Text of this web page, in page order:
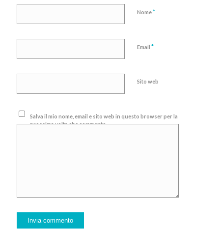
Nome*
Email *
Sito web
Salva il mio nome, email e sito web in questo browser per la
prossima volta che commento.